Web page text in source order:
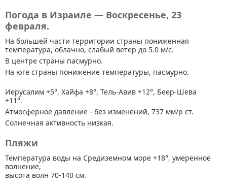
Погода в Израиле — Воскресенье, 23
февраля.
На большей части территории страны пониженная
температура, облачно, слабый ветер до 5.0 м/с.
В центре страны пасмурно.
На юге страны понижение температуры, пасмурно.
Иерусалим +5°, Хайфа +8°, Тель-Авив +12°, Беер-Шева
+11°.
Атмосферное давление - без изменений, 737 мм/р ст.
Солнечная активность низкая.
Пляжи
Температура воды на Средиземном море +18°, умеренное
волнение,
высота волн 70-140 см.